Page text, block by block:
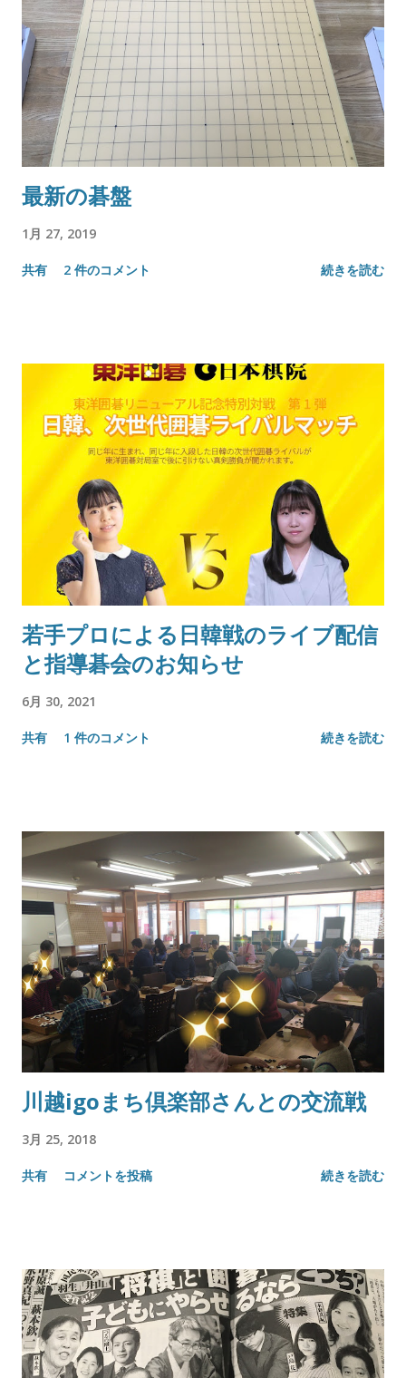
最新の碁盤
1月 27, 2019
共有 2 件のコメント 続きを読む
若手プロによる日韓戦のライブ配信
と指導碁会のお知らせ
6月 30, 2021
共有 1 件のコメント 続きを読む
川越igoまち倶楽部さんとの交流戦
3月 25, 2018
共有 コメントを投稿 続きを読む